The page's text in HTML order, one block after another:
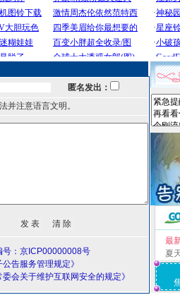
匿名发出：
并注意语言文明。
号：京ICP00000008号
告服务管理规定》
会关于维护互联网安全的规定》
最
夏